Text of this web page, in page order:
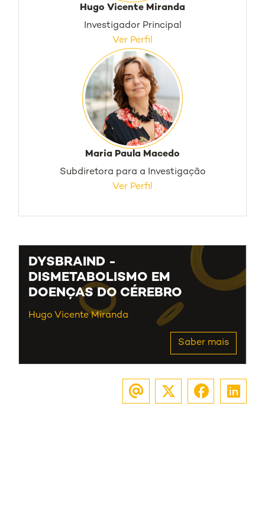
Hugo Vicente Miranda
Investigador Principal
Ver Perfil
Maria Paula Macedo
Subdiretora para a Investigação
Ver Perfil
DYSBRAIND -
DISMETABOLISMO EM
DOENÇAS DO CÉREBRO
Hugo Vicente Miranda
Saber mais